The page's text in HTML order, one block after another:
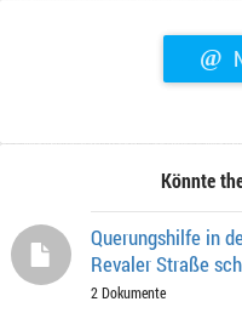
@
Könnte
Querungshilfe in
Revaler Straße
2 Dokumente